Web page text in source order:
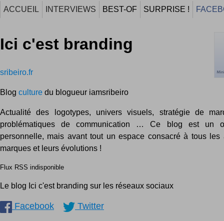
ACCUEIL INTERVIEWS BEST-OF SURPRISE !
Ici c'est branding
sribeiro.fr
Blog culture du blogueur iamsribeiro
Actualité des logotypes, univers visuels, stratégie de
problématiques de communication … Ce blog est un
personnelle, mais avant tout un espace consacré à tous les
marques et leurs évolutions !
Flux RSS indisponible
Le blog Ici c'est branding sur les réseaux sociaux
Facebook Twitter